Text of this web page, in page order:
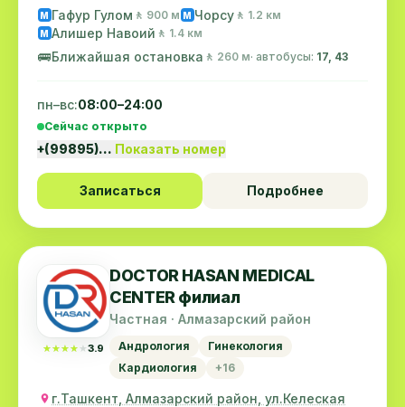
M Гафур Гулом 🚶 900 м M Чорсу 🚶 1.2 км
M Алишер Навоий 🚶 1.4 км
🚌Ближайшая остановка 🚶 260 м· автобусы: 17, 43
пн–вс:08:00–24:00
Сейчас открыто
+(99895)… Показать номер
Записаться Подробнее
★★★★★
★★★★★3.9
DOCTOR HASAN MEDICAL
CENTER филиал
Частная · Алмазарский район
Андрология
Гинекология
Кардиология
+16
г.Ташкент, Алмазарский район, ул.Келеская